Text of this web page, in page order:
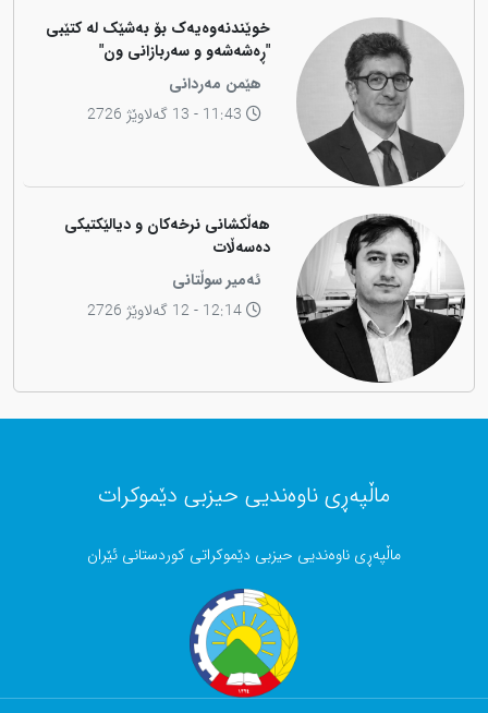
خوێندنەوەیەک بۆ بەشێک لە کتێبی
"ڕەشەشەو و سەربازانی ون"
هێمن مەردانی
هەڵکشانی نرخەکان و دیالێکتیکی
دەسەڵات
ئەمیر سوڵتانی
12:14 - 12 گەلاوێژ 2726
ماڵپەڕی ناوەندیی حیزبی دێموکرات
ماڵپەڕی ناوەندیی حیزبی دێموکراتی کوردستانی ئێران